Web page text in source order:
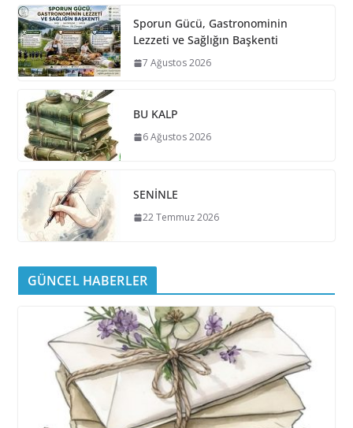
Sporun Gücü, Gastronominin
Lezzeti ve Sağlığın Başkenti
7 Ağustos 2026
BU KALP
6 Ağustos 2026
SENİNLE
22 Temmuz 2026
GÜNCEL HABERLER